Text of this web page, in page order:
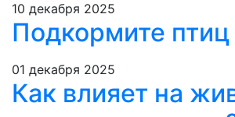
10 декабря 2025
Подкормите
01 декабря 2025
Как влияет на